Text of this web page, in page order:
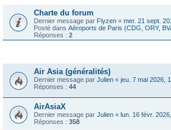
Charte du forum
Dernier message par Flyzen « mer. 21 sept.
Posté dans Aéroports de Paris (CDG, ORY,
Réponses : 2
Air Asia (généralités)
Dernier message par Julien « jeu. 7 mai 2026,
Réponses : 44
AirAsiaX
Dernier message par Julien « lun. 16 févr.
Réponses : 358